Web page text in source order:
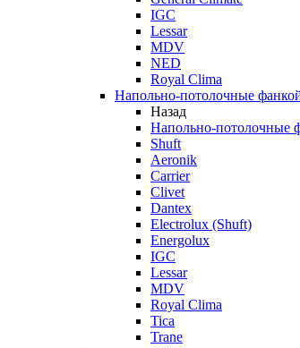
IGC
Lessar
MDV
NED
Royal Clima
Напольно-потолочные
Назад
Напольно-потолочные
Shuft
Aeronik
Carrier
Clivet
Dantex
Electrolux (Shuft)
Energolux
IGC
Lessar
MDV
Royal Clima
Tica
Trane